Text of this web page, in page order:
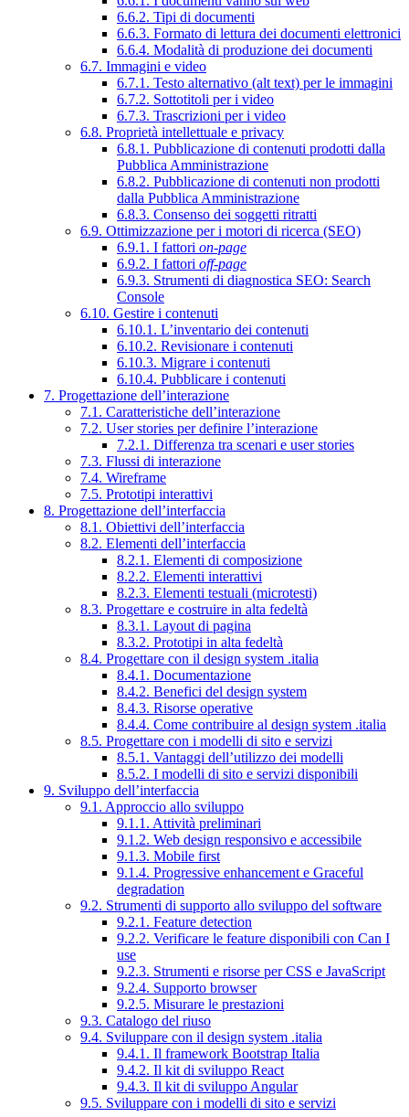
6.6.2. Tipi di documenti
6.6.3. Formato di lettura dei documenti elettronici
6.6.4. Modalità di produzione dei documenti
6.7. Immagini e video
6.7.1. Testo alternativo (alt text) per le immagini
6.7.2. Sottotitoli per i video
6.7.3. Trascrizioni per i video
6.8. Proprietà intellettuale e privacy
6.8.1. Pubblicazione di contenuti prodotti dalla
Pubblica Amministrazione
6.8.2. Pubblicazione di contenuti non prodotti
dalla Pubblica Amministrazione
6.8.3. Consenso dei soggetti ritratti
6.9. Ottimizzazione per i motori di ricerca (SEO)
6.9.1. I fattori on-page
6.9.2. I fattori off-page
6.9.3. Strumenti di diagnostica SEO: Search
Console
6.10. Gestire i contenuti
6.10.1. L’inventario dei contenuti
6.10.2. Revisionare i contenuti
6.10.3. Migrare i contenuti
6.10.4. Pubblicare i contenuti
7. Progettazione dell’interazione
7.1. Caratteristiche dell’interazione
7.2. User stories per definire l’interazione
7.2.1. Differenza tra scenari e user stories
7.3. Flussi di interazione
7.4. Wireframe
7.5. Prototipi interattivi
8. Progettazione dell’interfaccia
8.1. Obiettivi dell’interfaccia
8.2. Elementi dell’interfaccia
8.2.1. Elementi di composizione
8.2.2. Elementi interattivi
8.2.3. Elementi testuali (microtesti)
8.3. Progettare e costruire in alta fedeltà
8.3.1. Layout di pagina
8.3.2. Prototipi in alta fedeltà
8.4. Progettare con il design system .italia
8.4.1. Documentazione
8.4.2. Benefici del design system
8.4.3. Risorse operative
8.4.4. Come contribuire al design system .italia
8.5. Progettare con i modelli di sito e servizi
8.5.1. Vantaggi dell’utilizzo dei modelli
8.5.2. I modelli di sito e servizi disponibili
9. Sviluppo dell’interfaccia
9.1. Approccio allo sviluppo
9.1.1. Attività preliminari
9.1.2. Web design responsivo e accessibile
9.1.3. Mobile first
9.1.4. Progressive enhancement e Graceful
degradation
9.2. Strumenti di supporto allo sviluppo del software
9.2.1. Feature detection
9.2.2. Verificare le feature disponibili con Can I
use
9.2.3. Strumenti e risorse per CSS e JavaScript
9.2.4. Supporto browser
9.2.5. Misurare le prestazioni
9.3. Catalogo del riuso
9.4. Sviluppare con il design system .italia
9.4.1. Il framework Bootstrap Italia
9.4.2. Il kit di sviluppo React
9.4.3. Il kit di sviluppo Angular
9.5. Sviluppare con i modelli di sito e servizi